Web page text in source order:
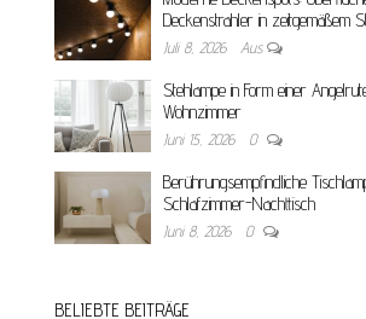
Deckenstrahler in zeitgemäßem
Juli 8, 2026 Aus
Stehlampe in Form einer
Wohnzimmer
Juni 15, 2026 0
Berührungsempfindliche
Schlafzimmer-Nachttisch
Juni 8, 2026 0
BELIEBTE BEITRÄGE